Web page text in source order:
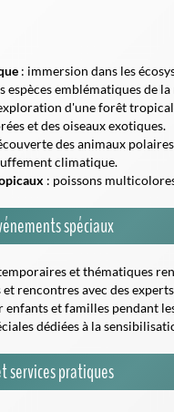
d'une forêt
et des oiseaux exotiques.
des animaux
climatique.
: poissons
spéciaux
et thématiques
rencontres avec des
et familles pendant les
dédiées à la
services pratiques
sont disponibles à proximité
commun facilement